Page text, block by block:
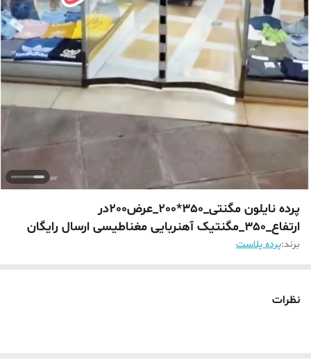
پرده نایلون مگنتی_350*200_عرض200در
ارتفاع_350_مگنتیک آهنربایی مغناطیسی ارسال رایگان
برند:پرده پلاست
نظرات